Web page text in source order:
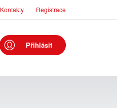
Přihlásit
Kontakty Registrace